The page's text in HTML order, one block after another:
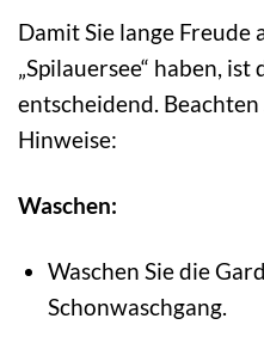
Damit Sie lange Freude
„Spilauersee“ haben,
entscheidend.
Hinweise:
Waschen:
Waschen Sie die
Schonwaschgang.